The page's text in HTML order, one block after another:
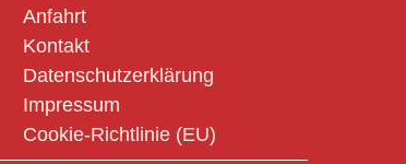
Anfahrt
Kontakt
Datenschutzerklärung
Impressum
Cookie-Richtlinie (EU)